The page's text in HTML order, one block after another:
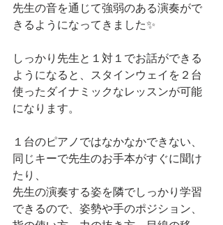
先生の音を通じて強弱のある演奏がで
きるようになってきました✨
しっかり先生と１対１でお話ができる
ようになると、スタインウェイを２台
使ったダイナミックなレッスンが可能
になります。
１台のピアノではなかなかできない、
同じキーで先生のお手本がすぐに聞け
たり、
先生の演奏する姿を隣でしっかり学習
できるので、姿勢や手のポジション、